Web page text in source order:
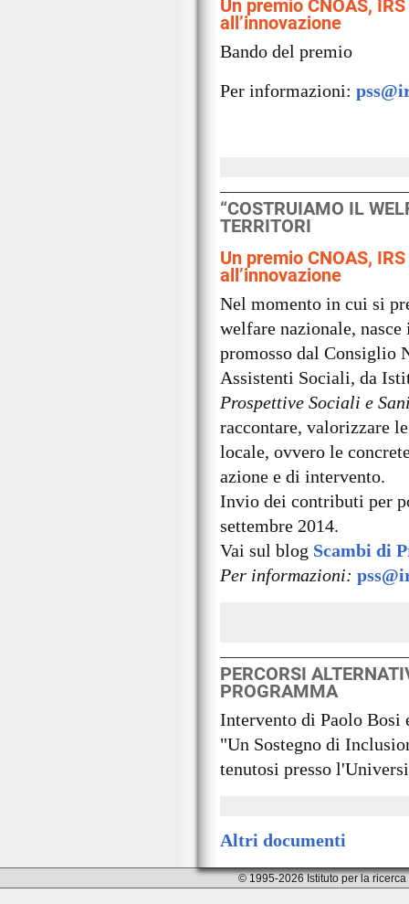
Un premio CNOAS,
all’innovazione
Bando del premio
Per informazioni:
“COSTRUIAMO IL
TERRITORI
Un premio CNOAS,
all’innovazione
Nel momento in cui si
welfare nazionale,
promosso dal Consiglio
Assistenti Sociali, da
Prospettive Sociali e
raccontare, valorizzare
locale, ovvero le
azione e di intervento.
Invio dei contributi per
settembre 2014.
Vai sul blog Scambi di
Per informazioni:
PERCORSI
PROGRAMMA
Intervento di Paolo Bosi
"Un Sostegno di
tenutosi presso
Altri documenti
© 1995-2026 Istituto per la